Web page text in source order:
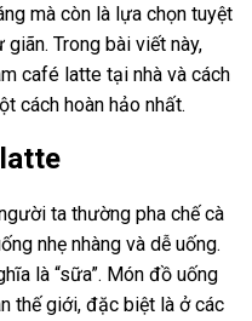
mà còn là lựa chọn tuyệt
Trong bài viết này,
café latte tại nhà và cách
cách hoàn hảo nhất.
ta thường pha chế cà
nhẹ nhàng và dễ uống.
là “sữa”. Món đồ uống
thế giới, đặc biệt là ở các